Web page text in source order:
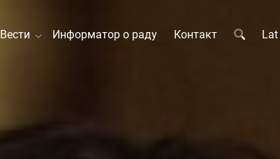
Вести Информатор о раду Контакт Lat